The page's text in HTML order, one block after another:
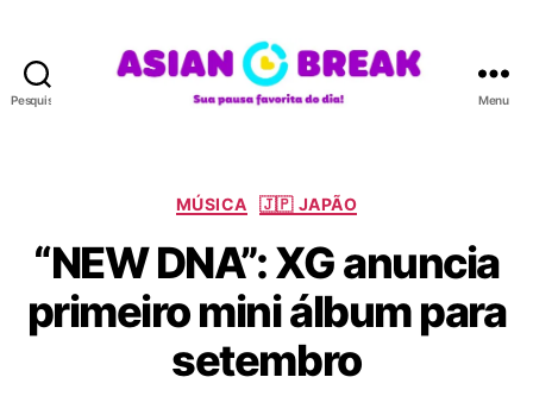
Pesquisar
A
B
R
E
A
K
Menu
C
t
e
g
o
r
i
MÚSICA 🇯🇵 JAPÃO
“NEW DNA”: XG anuncia
primeiro mini álbum para
setembro